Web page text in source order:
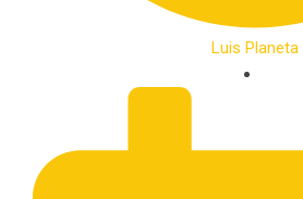
Luis Planeta